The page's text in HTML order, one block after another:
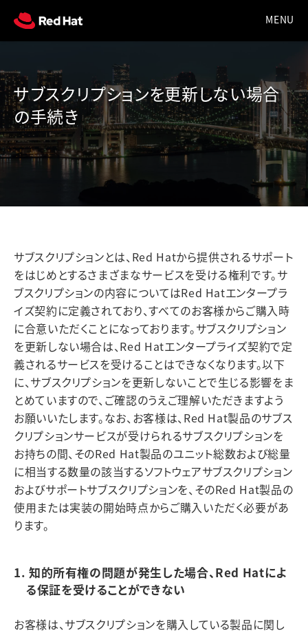
サブスクリプションを更新しない場合
の手続き
サブスクリプションとは、Red Hatから提供されるサポート
をはじめとするさまざまなサービスを受ける権利です。サ
ブスクリプションの内容についてはRed Hatエンタープラ
イズ契約に定義されており、すべてのお客様からご購入時
に合意いただくことになっております。サブスクリプション
を更新しない場合は、Red Hatエンタープライズ契約で定
義されるサービスを受けることはできなくなります。以下
に、サブスクリプションを更新しないことで生じる影響をま
とめていますので、ご確認のうえご理解いただきますよう
お願いいたします。なお、お客様は、Red Hat製品のサブス
クリプションサービスが受けられるサブスクリプションを
お持ちの間、そのRed Hat製品のユニット総数および総量
に相当する数量の該当するソフトウェアサブスクリプション
およびサポートサブスクリプションを、そのRed Hat製品の
使用または実装の開始時点からご購入いただく必要があ
ります。
1. 知的所有権の問題が発生した場合、Red Hatによ
る保証を受けることができない
お客様は、サブスクリプションを購入している製品に関し